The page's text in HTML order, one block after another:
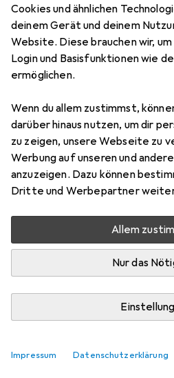
Cookies und ähnlichen
deinem Gerät und deinem
Website. Diese brauchen wir,
Login und Basisfunktionen wie
ermöglichen.
Wenn du allem zustimmst,
darüber hinaus nutzen, um dir
zu zeigen, unsere Webseite zu
Werbung auf unseren und
anzuzeigen. Dazu können
Dritte und Werbepartner
Allem
Nur das
Impressum Datenschutzerklärung
LarsenPuzzle -
60 Teile
Preis in EUR inkl. MwSt.
EUR
16,50
1
Bewertungen
Zwischen Do, 13.8. und Mo,
6 Stück an Lager beim
Benachrichtigen, wenn
In den